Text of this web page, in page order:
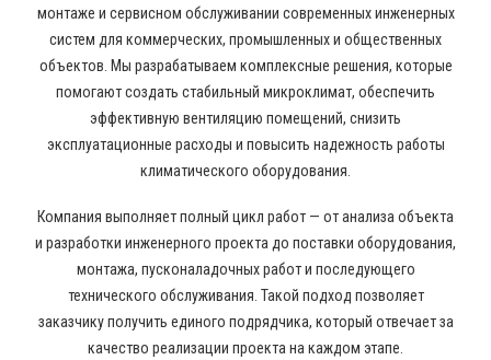
монтаже и сервисном обслуживании современных инженерных
систем для коммерческих, промышленных и общественных
объектов. Мы разрабатываем комплексные решения, которые
помогают создать стабильный микроклимат, обеспечить
эффективную вентиляцию помещений, снизить
эксплуатационные расходы и повысить надежность работы
климатического оборудования.
Компания выполняет полный цикл работ — от анализа объекта
и разработки инженерного проекта до поставки оборудования,
монтажа, пусконаладочных работ и последующего
технического обслуживания. Такой подход позволяет
заказчику получить единого подрядчика, который отвечает за
качество реализации проекта на каждом этапе.